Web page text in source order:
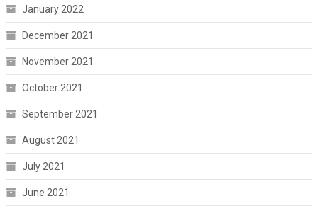
January 2022
December 2021
November 2021
October 2021
September 2021
August 2021
July 2021
June 2021